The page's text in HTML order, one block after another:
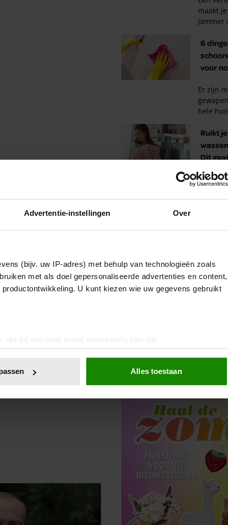
Advertentie-instellingen Over
(bijv. uw IP-adres) met behulp van technologieën zoals
met als doel gepersonaliseerde advertenties en content,
U kunt kiezen wie uw gegevens gebruikt
die tot een paar meter nauwkeurig kan zijn
specifieke eigenschappen (fingerprinting)
uw gebruik van onze site met onze partners voor social
combineren met andere informatie die u aan ze heeft
van hun services. U gaat akkoord met onze cookies als u
Alles toestaan